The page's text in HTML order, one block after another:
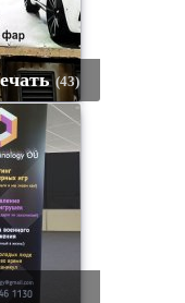
(43)